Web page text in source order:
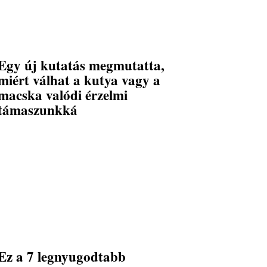
új kutatás megmutatta,
válhat a kutya vagy a
valódi érzelmi
a 7 legnyugodtabb